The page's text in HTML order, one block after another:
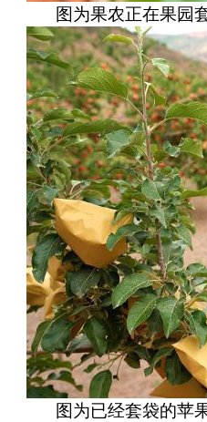
图为果农正在果园
图为已经套袋的苹